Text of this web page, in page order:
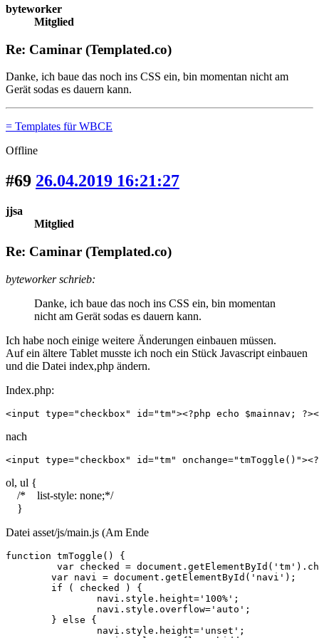
byteworker
Mitglied
Re: Caminar (Templated.co)
Danke, ich baue das noch ins CSS ein, bin momentan nicht am
Gerät sodas es dauern kann.
= Templates für WBCE
Offline
#69 26.04.2019 16:21:27
jjsa
Mitglied
Re: Caminar (Templated.co)
byteworker schrieb:
Danke, ich baue das noch ins CSS ein, bin momentan
nicht am Gerät sodas es dauern kann.
Ich habe noch einige weitere Änderungen einbauen müssen.
Auf ein ältere Tablet musste ich noch ein Stück Javascript einbauen
und die Datei index,php ändern.
Index.php:
<input type="checkbox" id="tm"><?php echo $mainnav;
nach
<input type="checkbox" id="tm"
ol, ul {
/* list-style: none;*/
}
Datei asset/js/main.js (Am Ende
function tmToggle() {